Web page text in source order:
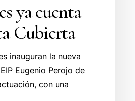
ya cuenta
Cubierta
inauguran la nueva
Eugenio Perojo de
con una